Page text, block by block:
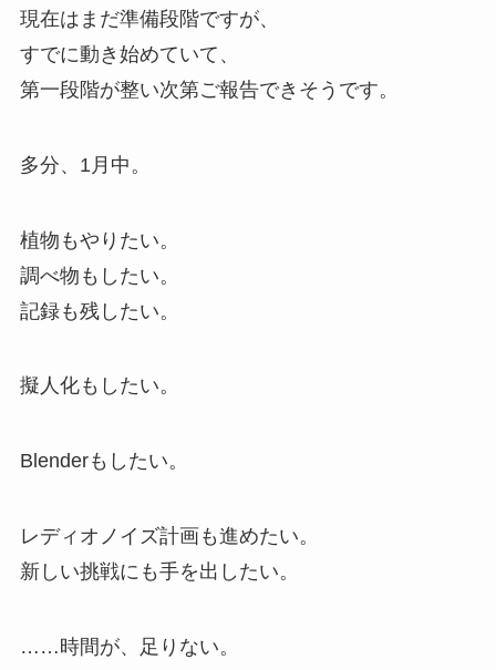
現在はまだ準備段階ですが、
すでに動き始めていて、
第一段階が整い次第ご報告できそうです。
多分、1月中。
植物もやりたい。
調べ物もしたい。
記録も残したい。
擬人化もしたい。
Blenderもしたい。
レディオノイズ計画も進めたい。
新しい挑戦にも手を出したい。
……時間が、足りない。